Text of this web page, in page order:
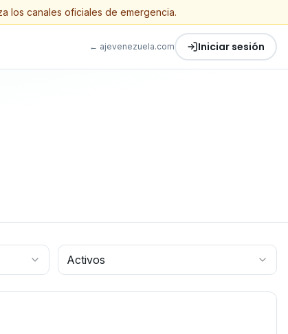
los canales oficiales de emergencia.
← ajevenezuela.com Iniciar sesión
Activos